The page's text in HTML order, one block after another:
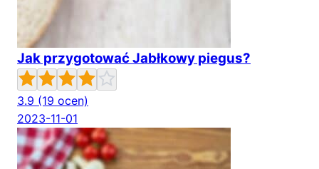
Jak przygotować Jabłkowy piegus?
3.9 (19 ocen)
2023-11-01